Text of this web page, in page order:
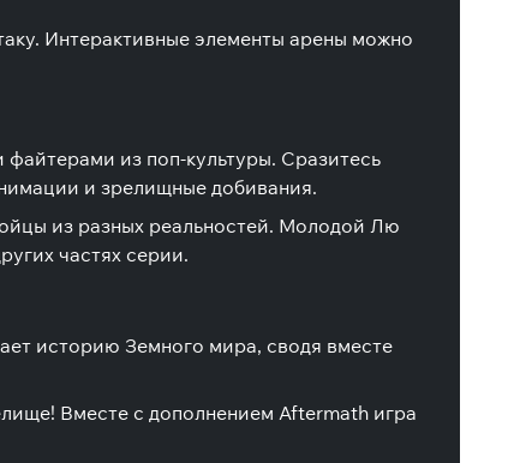
Интерактивные элементы арены можно
из поп-культуры. Сразитесь
и зрелищные добивания.
из разных реальностей. Молодой Лю
частях серии.
историю Земного мира, сводя вместе
Вместе с дополнением Aftermath игра